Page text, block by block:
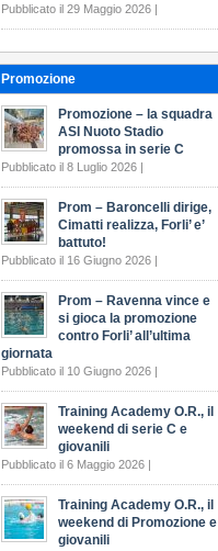
Pubblicato il 29 Maggio 2026 |
Promozione
Promozione – la squadra
ASI Nuoto Stadio
promossa in serie C
Pubblicato il 8 Luglio 2026 |
Prom – Baroncelli dirige,
Cimatti realizza, Forli’ e’
battuto!
Pubblicato il 16 Giugno 2026 |
Prom – Ravenna vince e
si gioca la promozione
contro Forli’ all’ultima
giornata
Pubblicato il 10 Giugno 2026 |
Training Academy O.R., il
weekend di serie C e
giovanili
Pubblicato il 6 Maggio 2026 |
Training Academy O.R., il
weekend di Promozione e
giovanili